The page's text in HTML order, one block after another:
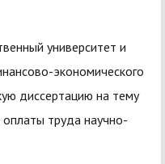
университет и
экономического
диссертацию на тему
труда научно-